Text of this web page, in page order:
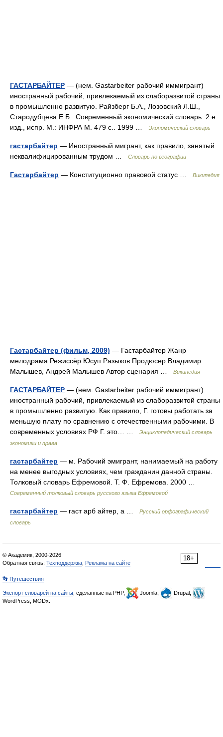
ГАСТАРБАЙТЕР — (нем. Gastarbeiter рабочий иммигрант)
иностранный рабочий, привлекаемый из слаборазвитой страны
в промышленно развитую. Райзберг Б.А., Лозовский Л.Ш.,
Стародубцева Е.Б.. Современный экономический словарь. 2 е
изд., испр. М.: ИНФРА М. 479 с.. 1999 …
Экономический словарь
гастарбайтер — Иностранный мигрант, как правило, занятый
неквалифицированным трудом …
Словарь по географии
Гастарбайтер — Конституционно правовой статус … Википедия
Гастарбайтер (фильм, 2009) — Гастарбайтер Жанр
мелодрама Режиссёр Юсуп Разыков Продюсер Владимир
Малышев, Андрей Малышев Автор сценария …
Википедия
ГАСТАРБАЙТЕР — (нем. Gastarbeiter рабочий иммигрант)
иностранный рабочий, привлекаемый из слаборазвитой страны
в промышленно развитую. Как правило, Г. готовы работать за
меньшую плату по сравнению с отечественными рабочими. В
современных условиях РФ Г. это… …
Энциклопедический словарь
экономики и права
гастарбайтер — м. Рабочий эмигрант, нанимаемый на работу
на менее выгодных условиях, чем гражданин данной страны.
Толковый словарь Ефремовой. Т. Ф. Ефремова. 2000 …
Современный толковый словарь русского языка Ефремовой
гастарбайтер — гаст арб айтер, а …
Русский орфографический
словарь
18+
© Академик, 2000-2026
Обратная связь: Техподдержка Реклама на сайте
👣 Путешествия
Экспорт словарей на сайты , сделанные на PHP, Joomla,
Drupal,
WordPress, MODx.